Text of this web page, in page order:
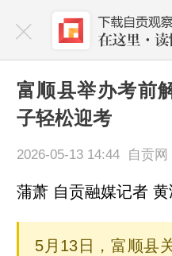
富顺县举办考前
子轻松迎考
2026-05-13 14:44 自贡网
蒲萧 自贡融媒记者 黄
5月13日，富顺县